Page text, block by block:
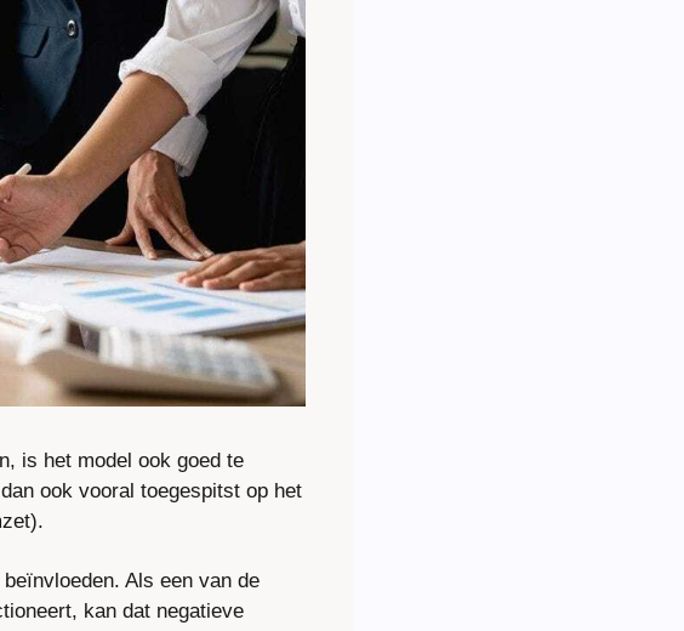
is het model ook goed te
ook vooral toegespitst op het
Als een van de
kan dat negatieve